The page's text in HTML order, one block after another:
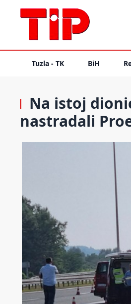
Tuzla - TK BiH
Na istoj
nastradali